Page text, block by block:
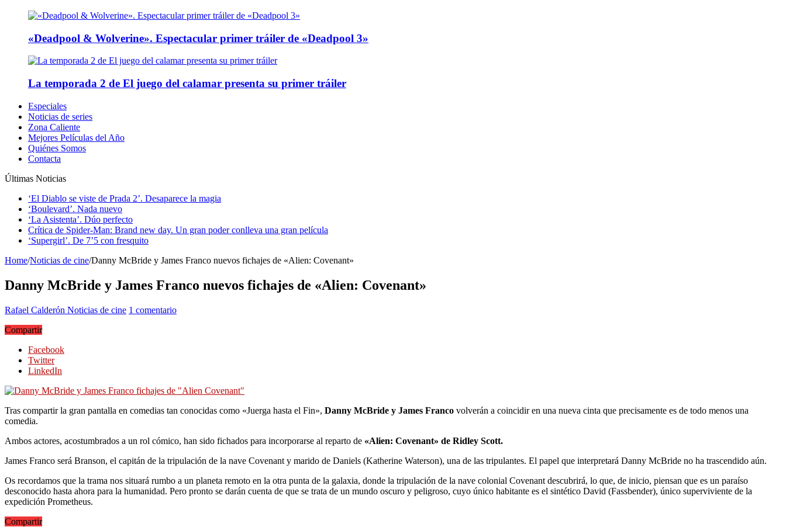
«Deadpool & Wolverine». Espectacular primer tráiler de «Deadpool 3»
La temporada 2 de El juego del calamar presenta su primer tráiler
Especiales
Noticias de series
Zona Caliente
Mejores Películas del Año
Quiénes Somos
Contacta
Últimas Noticias
‘El Diablo se viste de Prada 2’. Desaparece la magia
‘Boulevard’. Nada nuevo
‘La Asistenta’. Dúo perfecto
Crítica de Spider-Man: Brand new day. Un gran poder conlleva una gran película
‘Supergirl’. De 7’5 con fresquito
Home/Noticias de cine/Danny McBride y James Franco nuevos fichajes de «Alien: Covenant»
Danny McBride y James Franco nuevos fichajes de «Alien: Covenant»
Rafael Calderón Noticias de cine 1 comentario
Compartir
Facebook
Twitter
LinkedIn
Tras compartir la gran pantalla en comedias tan conocidas como «Juerga hasta el Fin», Danny McBride y James Franco volverán a coincidir en una nueva cinta que precisamente es de todo menos una
comedia.
Ambos actores, acostumbrados a un rol cómico, han sido fichados para incorporarse al reparto de «Alien: Covenant» de Ridley Scott.
James Franco será Branson, el capitán de la tripulación de la nave Covenant y marido de Daniels (Katherine Waterson), una de las tripulantes. El papel que interpretará Danny McBride no ha trascendido aún.
Os recordamos que la trama nos situará rumbo a un planeta remoto en la otra punta de la galaxia, donde la tripulación de la nave colonial Covenant descubrirá, lo que, de inicio, piensan que es un paraíso
desconocido hasta ahora para la humanidad. Pero pronto se darán cuenta de que se trata de un mundo oscuro y peligroso, cuyo único habitante es el sintético David (Fassbender), único superviviente de la
expedición Prometheus.
Compartir